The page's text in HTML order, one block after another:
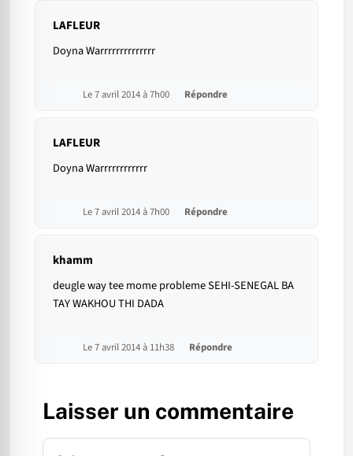
LAFLEUR
Doyna Warrrrrrrrrrrrrr
Le 7 avril 2014 à 7h00 Répondre
LAFLEUR
Doyna Warrrrrrrrrrrr
Le 7 avril 2014 à 7h00 Répondre
khamm
deugle way tee mome probleme SEHI-SENEGAL BA
TAY WAKHOU THI DADA
Le 7 avril 2014 à 11h38 Répondre
Laisser un commentaire
Commentaire